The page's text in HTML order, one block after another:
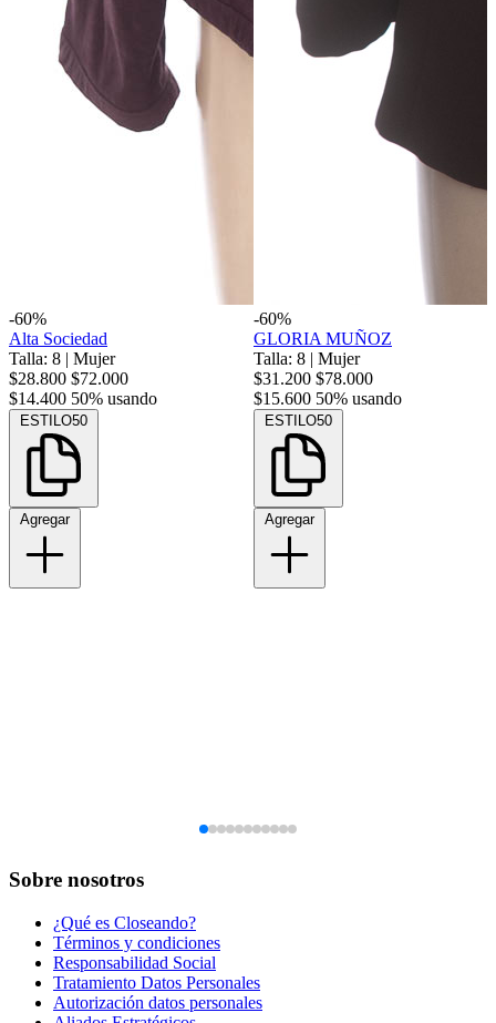
-60%
Alta Sociedad
Talla: 8 | Mujer
$28.800 $72.000
$14.400 50% usando
ESTILO50
Agregar
-60%
GLORIA MUÑOZ
Talla: 8 | Mujer
$31.200 $78.000
$15.600 50% usando
ESTILO50
Agregar
Sobre nosotros
¿Qué es Closeando?
Términos y condiciones
Responsabilidad Social
Tratamiento Datos Personales
Autorización datos personales